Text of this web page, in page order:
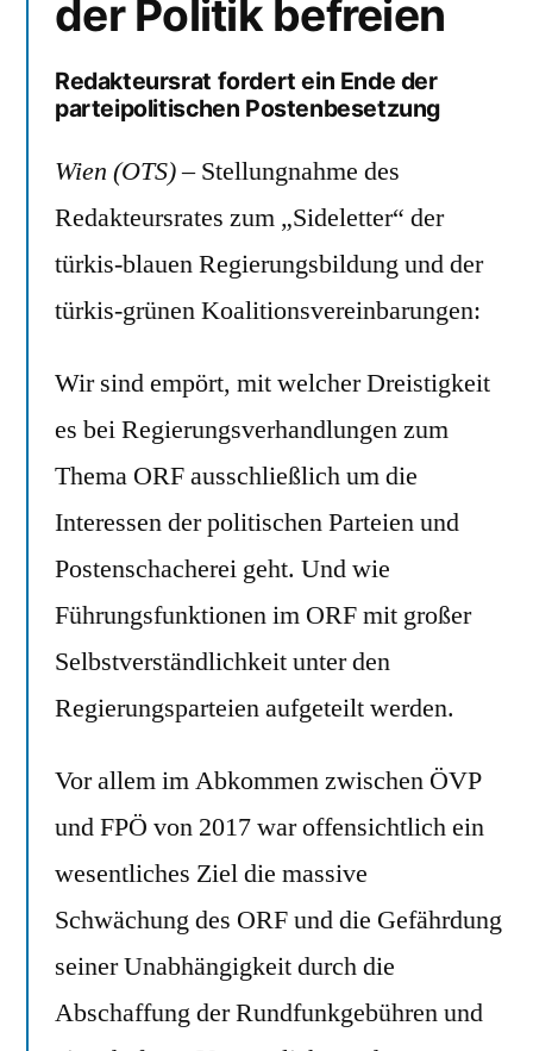
der Politik befreien
Redakteursrat fordert ein Ende der
parteipolitischen Postenbesetzung
Wien (OTS)– Stellungnahme des
Redakteursrates zum „Sideletter“ der
türkis-blauen Regierungsbildung und der
türkis-grünen Koalitionsvereinbarungen:
Wir sind empört, mit welcher Dreistigkeit
es bei Regierungsverhandlungen zum
Thema ORF ausschließlich um die
Interessen der politischen Parteien und
Postenschacherei geht. Und wie
Führungsfunktionen im ORF mit großer
Selbstverständlichkeit unter den
Regierungsparteien aufgeteilt werden.
Vor allem im Abkommen zwischen ÖVP
und FPÖ von 2017 war offensichtlich ein
wesentliches Ziel die massive
Schwächung des ORF und die Gefährdung
seiner Unabhängigkeit durch die
Abschaffung der Rundfunkgebühren und